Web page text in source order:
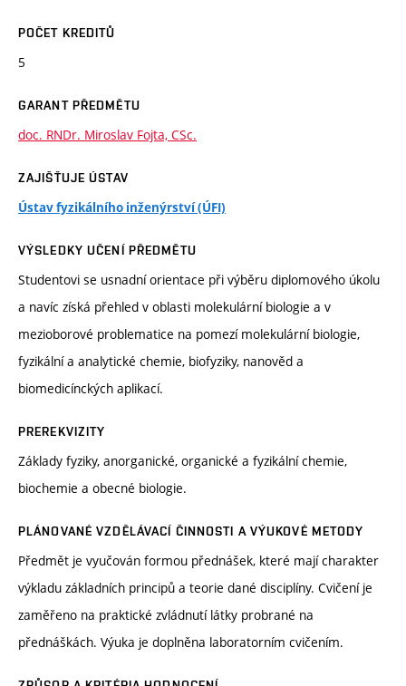
POČET KREDITŮ
5
GARANT PŘEDMĚTU
doc. RNDr. Miroslav Fojta, CSc.
ZAJIŠŤUJE ÚSTAV
Ústav fyzikálního inženýrství (ÚFI)
VÝSLEDKY UČENÍ PŘEDMĚTU
Studentovi se usnadní orientace při výběru diplomového úkolu
a navíc získá přehled v oblasti molekulární biologie a v
mezioborové problematice na pomezí molekulární biologie,
fyzikální a analytické chemie, biofyziky, nanověd a
biomedicínckých aplikací.
PREREKVIZITY
Základy fyziky, anorganické, organické a fyzikální chemie,
biochemie a obecné biologie.
PLÁNOVANÉ VZDĚLÁVACÍ ČINNOSTI A VÝUKOVÉ METODY
Předmět je vyučován formou přednášek, které mají charakter
výkladu základních principů a teorie dané disciplíny. Cvičení je
zaměřeno na praktické zvládnutí látky probrané na
přednáškách. Výuka je doplněna laboratorním cvičením.